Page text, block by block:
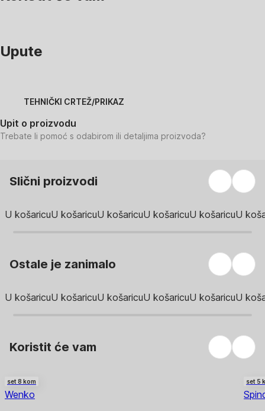
Upute
TEHNIČKI CRTEŽ/PRIKAZ
Upit o proizvodu
Trebate li pomoć s odabirom ili detaljima proizvoda?
Slični proizvodi
U košaricuU košaricuU košaricuU košaricuU košaricuU
Ostale je zanimalo
U košaricuU košaricuU košaricuU košaricuU košaricuU
Koristit će vam
set 8 kom
Wenko
set 5